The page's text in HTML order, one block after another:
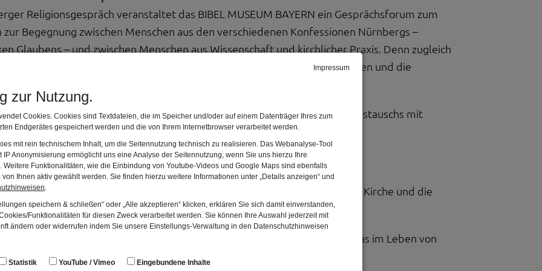
Impressum
zur Nutzung.
Cookies. Cookies sind Textdateien, die im Speicher und/oder auf einem Datenträger Ihres zum
Endgerätes gespeichert werden und die von Ihrem Internetbrowser verarbeitet werden.
mit rein technischem Inhalt, um die Seitennutzung technisch zu realisieren. Das Webanalyse-Tool
IP Anonymisierung ermöglicht uns eine Analyse der Seitennutzung, wenn Sie uns hierzu Ihre
Weitere Funktionalitäten, wie die Einbindung von Youtube-Videos und Google Maps sind ebenfalls
Ihnen aktiv gewählt werden. Sie finden hierzu weitere Informationen unter „Details anzeigen“ und
speichern & schließen“ oder „Alle akzeptieren“ klicken, erklären Sie sich damit einverstanden,
Funktionalitäten für diesen Zweck verarbeitet werden. Sie können Ihre Auswahl jederzeit mit
ändern oder widerrufen indem Sie unsere Einstellungs-Verwaltung in den Datenschutzhinweisen
Statistik YouTube / Vimeo Eingebundene Inhalte
Religionsgespräch veranstaltet das BIBEL MUSEUM BAYERN ein Gesprächsforum zum
Begegnung zwischen Menschen aus den verschiedenen Konfessionen Nürnbergs –
Glaubens – und zwischen Menschen aus Wissenschaft und kirchlicher Praxis. Denn zugleich
Mal. Es wird an diesem Abend Kurzvorträge geben und die
kulturhistorischen Museen Nürnbergs und versteht sich als ein Ort des Austauschs mit
Die Gottmenschlichkeit Jesu Christi im Verständnis der Orthodoxen Kirche und die
Perspektive: Jesus, Gott und Mensch zugleich! Welche Bedeutung hat das im Leben von